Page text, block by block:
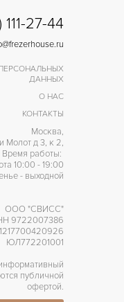
27-44
ДАННЫХ
О НАС
КОНТАКТЫ
Москва,
Молот д 3, к 2,
Время работы:
10:00 - 19:00
- выходной
ООО "СВИСС"
9722007386
ЮЛ772201001
публичной
офертой.